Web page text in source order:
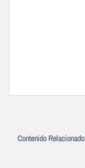
Contenido Relacionado